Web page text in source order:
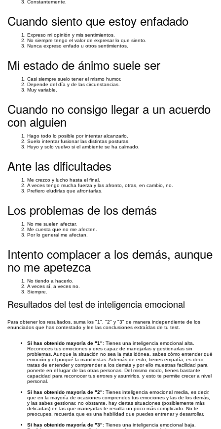
Constantemente.
Cuando siento que estoy enfadado
Expreso mi opinión y mis sentimientos.
No siempre tengo el valor de expresar lo que siento.
Nunca expreso enfado u otros sentimientos.
Mi estado de ánimo suele ser
Casi siempre suelo tener el mismo humor.
Depende del día y de las circunstancias.
Muy variable.
Cuando no consigo llegar a un acuerdo
con alguien
Hago todo lo posible por intentar alcanzarlo.
Suelo intentar fusionar las distintas posturas.
Huyo y solo vuelvo si el ambiente se ha calmado.
Ante las dificultades
Me crezco y lucho hasta el final.
A veces tengo mucha fuerza y las afronto, otras, en cambio, no.
Prefiero eludirlas que afrontarlas.
Los problemas de los demás
No me suelen afectar.
Me cuesta que no me afecten.
Por lo general me afectan.
Intento complacer a los demás, aunque
no me apetezca
No tiendo a hacerlo.
A veces sí, a veces no.
Siempre.
Resultados del test de inteligencia emocional
Para obtener los resultados, suma los "1", "2" y "3" de manera independiente de los
enunciados que has contestado y lee las conclusiones extraídas de tu test.
Si has obtenido mayoría de "1": Tienes una inteligencia emocional alta.
Reconoces tus emociones y eres capaz de manejarlas y gestionarlas sin
problemas. Aunque la situación no sea la más idónea, sabes cómo entender qué
emoción y el porqué la manifiestas. Además de esto, tienes empatía, es decir,
tratas de entender y comprender a los demás y por ello muestras facilidad para
ponerte en el lugar de las otras personas. Del mismo modo, tienes bastante
capacidad para reconocer tus errores y asumirlos, y esto te permite crecer a nivel
personal.
Si has obtenido mayoría de "2": Tienes inteligencia emocional media, es decir,
que en la mayoría de ocasiones comprendes tus emociones y las de los demás,
y las sabes gestionar, no obstante, hay ciertas situaciones (posiblemente más
delicadas) en las que manejarlas te resulta un poco más complicado. No te
preocupes, recuerda que es una habilidad que puedes entrenar y desarrollar.
Si has obtenido mayoría de "3": Tienes una inteligencia emocional baja.